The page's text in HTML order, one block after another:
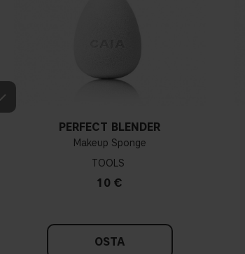
PERFECT BLENDER
Makeup Sponge
TOOLS
10 €
OSTA